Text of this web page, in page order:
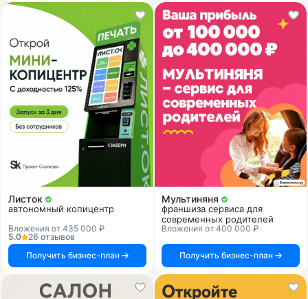
Листок
автономный копицентр
Вложения от 435 000 ₽
5.0
26 отзывов
Получить бизнес-план
Мультиняня
франшиза сервиса для
современных родителей
Вложения от 400 000 ₽
Получить бизнес-план